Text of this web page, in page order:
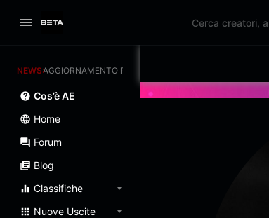
NEWS:
AGGIORNAMENTO PROGRAMMATO 3/07/2025
Cos’è AE
Home
Forum
Blog
Classifiche
Nuove Uscite